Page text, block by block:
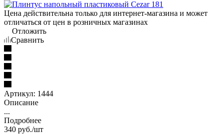
Цена действительна только для интернет-магазина и может
отличаться от цен в розничных магазинах
Отложить
Сравнить
Артикул: 1444
Описание
...
Подробнее
340 руб./шт